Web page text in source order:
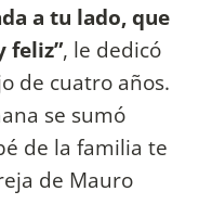
a tu lado, que
feliz”, le dedicó
de cuatro años.
se sumó
de la familia te
de Mauro